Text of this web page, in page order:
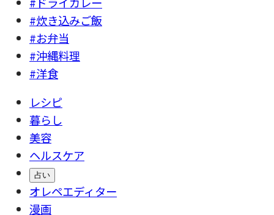
#炊き込みご飯
#お弁当
#沖縄料理
#洋食
レシピ
暮らし
美容
ヘルスケア
占い
オレペエディター
漫画